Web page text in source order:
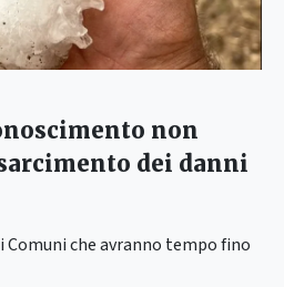
non
dei danni
Comuni che avranno tempo fino